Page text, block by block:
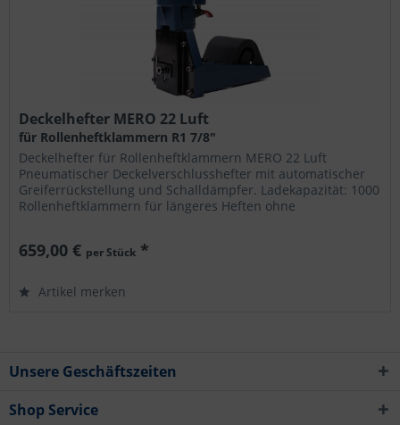
Deckelhefter MERO 22 Luft
für Rollenheftklammern R1 7/8"
Deckelhefter für Rollenheftklammern MERO 22 Luft
Pneumatischer Deckelverschlusshefter mit automatischer
Greiferrückstellung und Schalldämpfer. Ladekapazität: 1000
Rollenheftklammern für längeres Heften ohne
659,00 € per Stück *
Artikel merken
Unsere Geschäftszeiten
Shop Service